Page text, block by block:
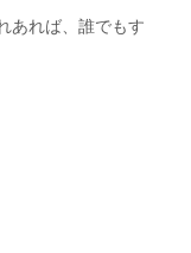
あれば、誰でもす